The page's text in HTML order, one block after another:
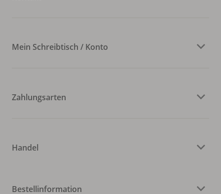
Mein Schreibtisch / Konto
Zahlungsarten
Handel
Bestellinformation